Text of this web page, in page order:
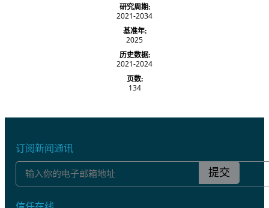
研究周期:
2021-2034
基准年:
2025
历史数据:
2021-2024
页数:
134
订阅新闻通讯
提交